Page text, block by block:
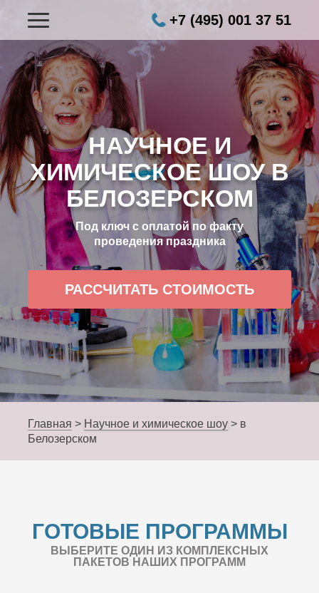
+7 (495) 001 37 51
НАУЧНОЕ И
ХИМИЧЕСКОЕ ШОУ В
БЕЛОЗЕРСКОМ
Под ключ с оплатой по факту
проведения праздника
РАССЧИТАТЬ СТОИМОСТЬ
Главная > Научное и химическое шоу > в
Белозерском
ГОТОВЫЕ ПРОГРАММЫ
ВЫБЕРИТЕ ОДИН ИЗ КОМПЛЕКСНЫХ
ПАКЕТОВ НАШИХ ПРОГРАММ